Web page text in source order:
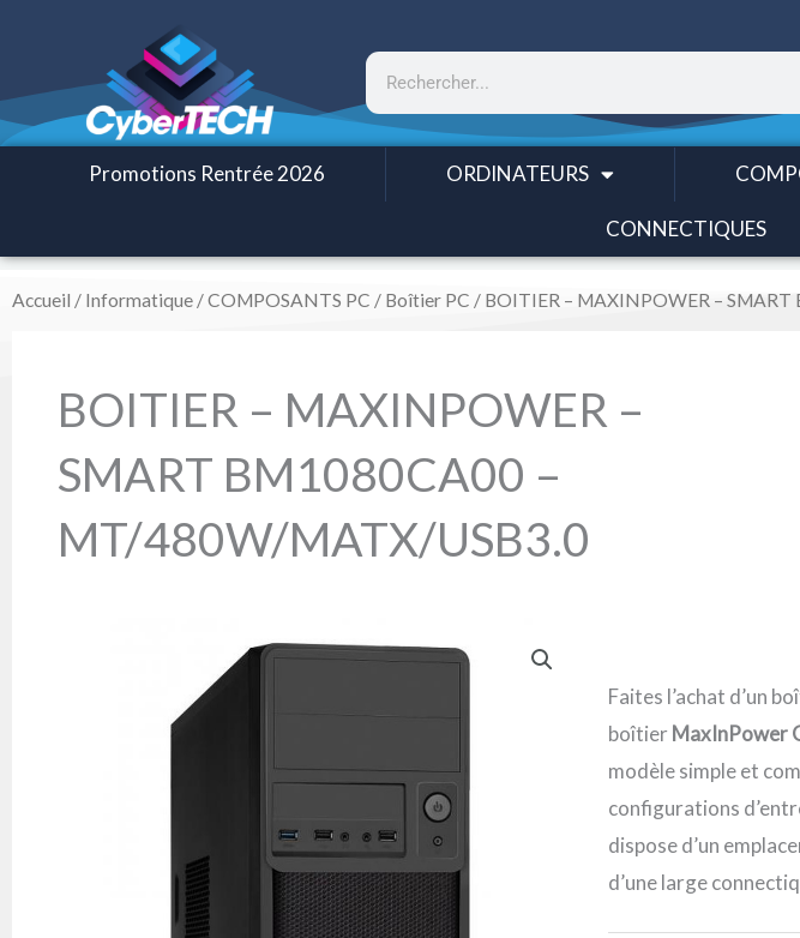
contenu
Rechercher
Promotions Rentrée 2026 ORDINATEURS
CONNECTIQUES
Accueil / Informatique /COMPOSANTS PC / Boîtier PC / BOITIER – MAXINPOWER –
BOITIER – MAXINPOWER –
SMART BM1080CA00 –
MT/480W/MATX/USB3.0
Faites l’achat d’un
boîtier MaxInPower
modèle simple et
configurations
dispose d’un
d’une large